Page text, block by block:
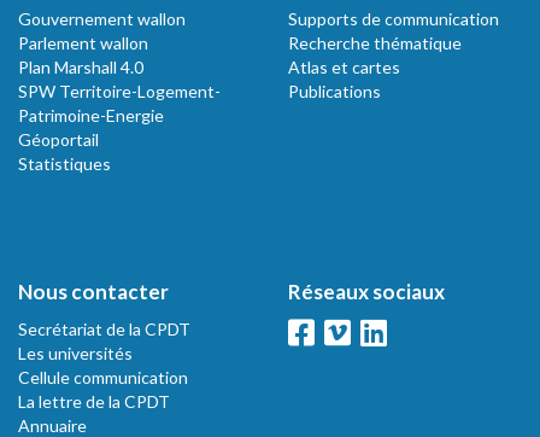
Gouvernement wallon
Parlement wallon
Plan Marshall 4.0
SPW Territoire-Logement-
Patrimoine-Energie
Géoportail
Statistiques
Supports de communication
Recherche thématique
Atlas et cartes
Publications
Nous contacter
Secrétariat de la CPDT
Les universités
Cellule communication
La lettre de la CPDT
Annuaire
Réseaux sociaux